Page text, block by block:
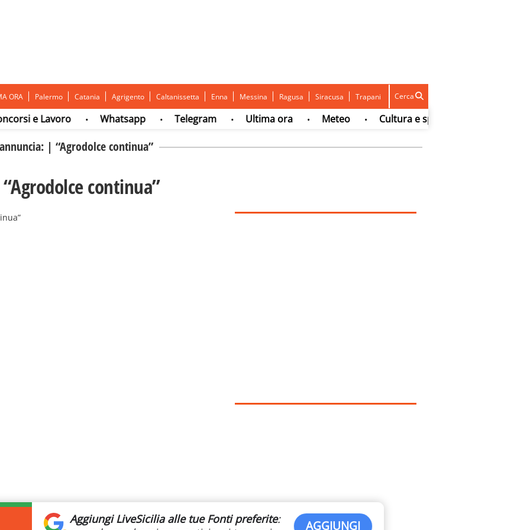
ORA Palermo Catania Agrigento Caltanissetta Enna Messina Ragusa Siracusa Trapani Cerca
e Lavoro • Whatsapp • Telegram • Ultima ora • Meteo • Cultura e spettacolo
| “Agrodolce continua”
continua”
Aggiungi LiveSicilia alle tue Fonti preferite:
AGGIUNGI